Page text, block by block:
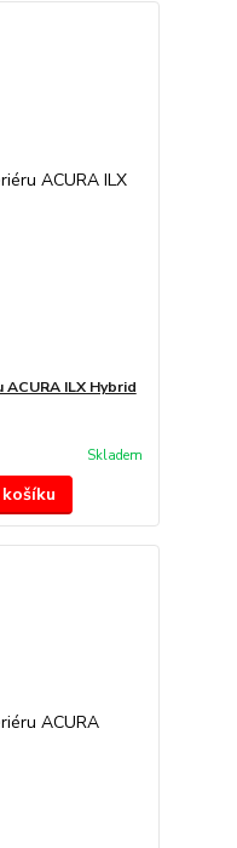
ILX Hybrid
Skladem